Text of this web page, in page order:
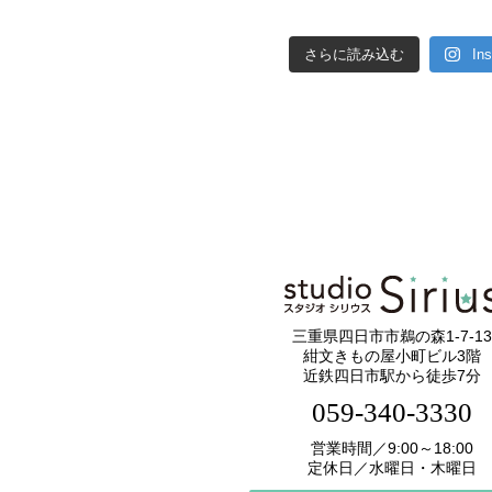
さらに読み込む
三重県四日市市鵜の森1-7-13
紺文きもの屋小町ビル3階
近鉄四日市駅から徒歩7分
059-340-3330
営業時間／9:00～18:00
定休日／水曜日・木曜日